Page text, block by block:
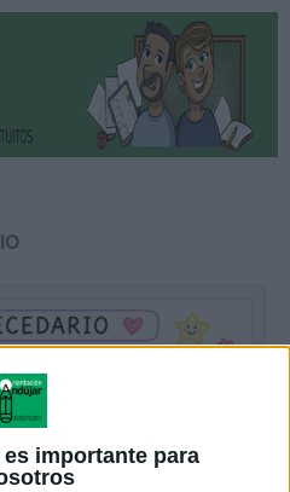
importante para